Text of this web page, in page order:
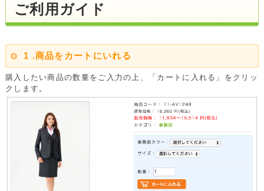
ご利用ガイド
1 .商品をカートにいれる
購入したい商品の数量をご入力の上、「カートに入れる」をクリッ
クします。